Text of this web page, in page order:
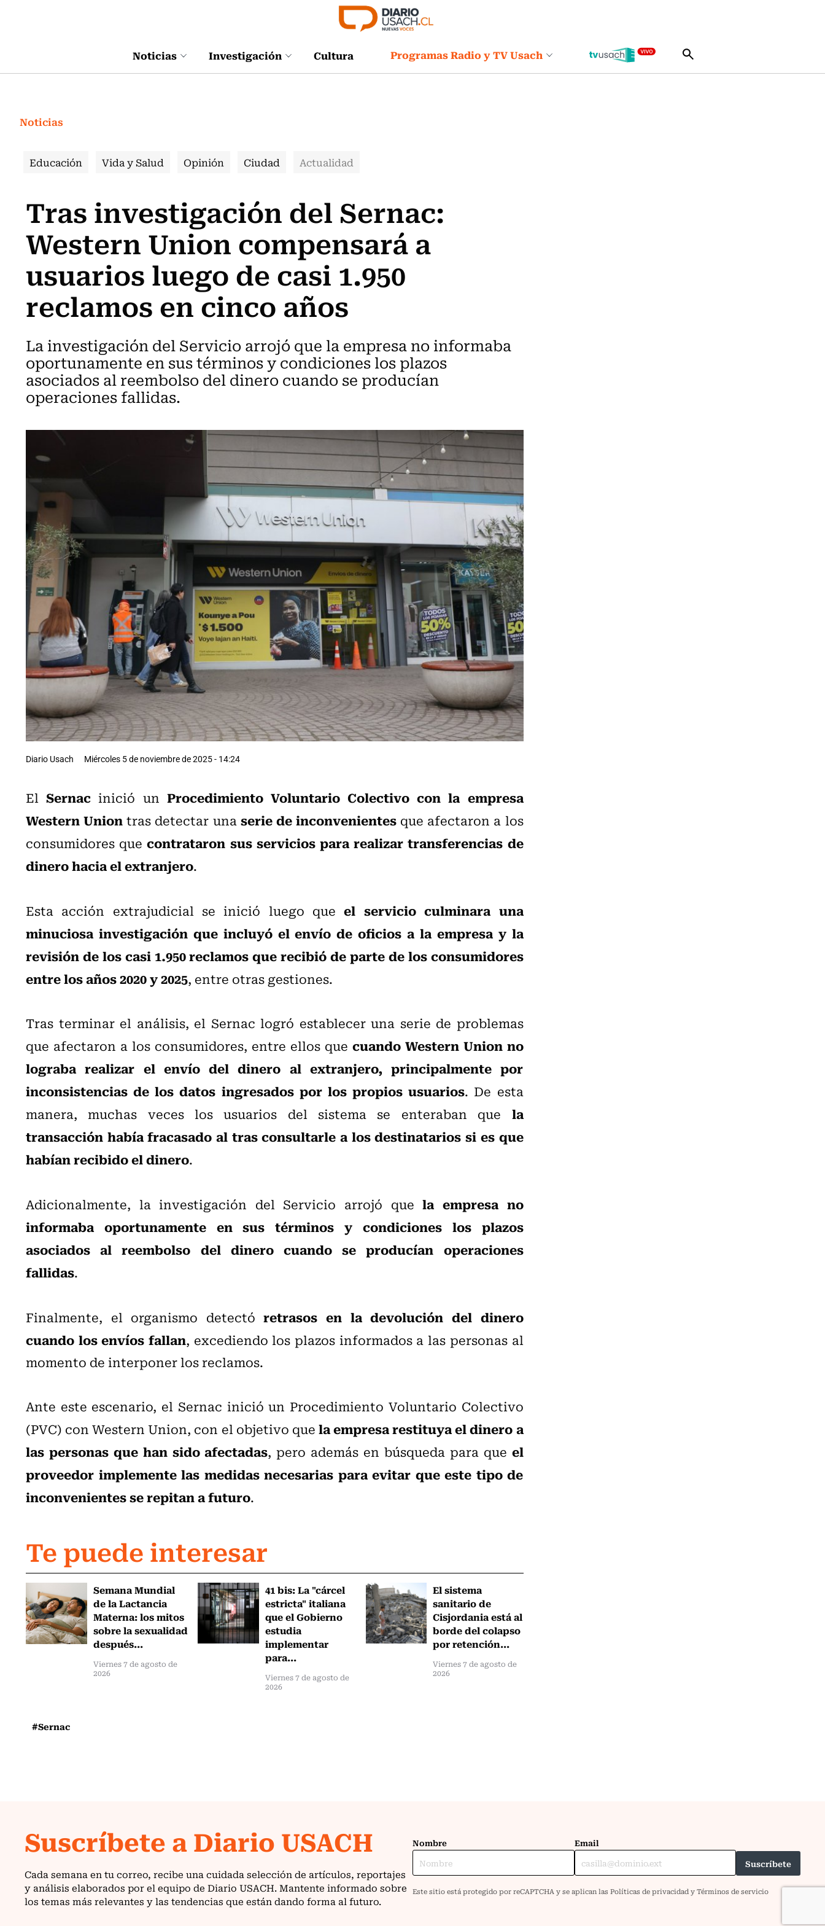
Noticias Investigación Cultura Programas Radio y TV Usach
Noticias
Educación Vida y Salud Opinión Ciudad Actualidad
Tras investigación del Sernac:
Western Union compensará a
usuarios luego de casi 1.950
reclamos en cinco años
La investigación del Servicio arrojó que la empresa no informaba
oportunamente en sus términos y condiciones los plazos
asociados al reembolso del dinero cuando se producían
operaciones fallidas.
Diario Usach Miércoles 5 de noviembre de 2025 - 14:24
ElSernac inició un Procedimiento Voluntario Colectivo con la empresa
Western Uniontras detectar unaserie de inconvenientesque afectaron a los
consumidores quecontrataron sus servicios para realizar transferencias de
dinero hacia el extranjero.
Esta acción extrajudicial se inició luego queel servicio culminara una
minuciosa investigación que incluyó el envío de oficios a la empresa y la
revisión de los casi 1.950 reclamos que recibió de parte de los consumidores
entre los años 2020 y 2025, entre otras gestiones.
Tras terminar el análisis, el Sernac logró establecer una serie de problemas
que afectaron a los consumidores, entre ellos que cuando Western Union no
lograba realizar el envío del dinero al extranjero, principalmente por
inconsistencias de los datos ingresados por los propios usuarios. De esta
manera, muchas veces los usuarios del sistema se enteraban que la
transacción había fracasado al tras consultarle a los destinatarios si es que
habían recibido el dinero.
Adicionalmente, la investigación del Servicio arrojó quela empresa no
informaba oportunamente en sus términos y condiciones los plazos
asociados al reembolso del dinero cuando se producían operaciones
fallidas.
Finalmente, el organismo detectóretrasos en la devolución del dinero
cuando los envíos fallan, excediendo los plazos informados a las personas al
momento de interponer los reclamos.
Ante este escenario, el Sernac inició un Procedimiento Voluntario Colectivo
(PVC) con Western Union, con el objetivo quela empresa restituya el dinero a
las personas que han sido afectadas, pero además en búsqueda para que el
proveedor implemente las medidas necesarias para evitar que este tipo de
inconvenientes se repitan a futuro.
Te puede interesar
Semana Mundial
de la Lactancia
Materna: los mitos
sobre la sexualidad
después...
Viernes 7 de agosto de
2026
41 bis: La "cárcel
estricta" italiana
que el Gobierno
estudia
implementar
para...
Viernes 7 de agosto de
2026
El sistema
sanitario de
Cisjordania está al
borde del colapso
por retención...
Viernes 7 de agosto de
2026
#Sernac